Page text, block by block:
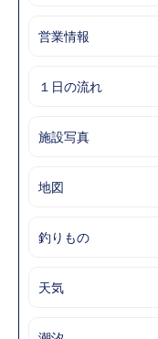
営業情報
１日の流れ
施設写真
地図
釣りもの
天気